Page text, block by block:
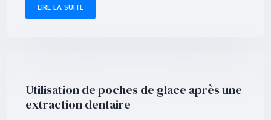
LIRE LA SUITE
Utilisation de poches de glace après une
extraction dentaire